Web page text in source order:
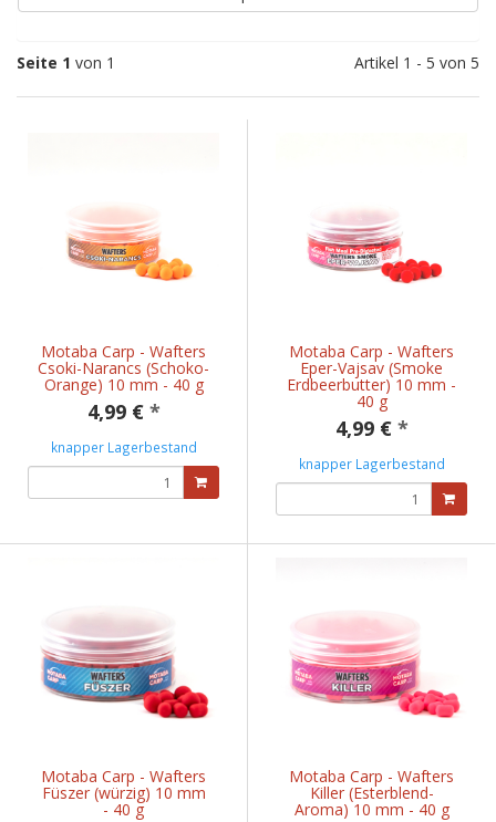
Seite 1 von 1 Artikel 1 - 5 von 5
Motaba Carp - Wafters
Csoki-Narancs (Schoko-
Orange) 10 mm - 40 g
4,99 € *
knapper Lagerbestand
Motaba Carp - Wafters
Eper-Vajsav (Smoke
Erdbeerbutter) 10 mm -
40 g
4,99 € *
knapper Lagerbestand
Motaba Carp - Wafters
Füszer (würzig) 10 mm
- 40 g
Motaba Carp - Wafters
Killer (Esterblend-
Aroma) 10 mm - 40 g